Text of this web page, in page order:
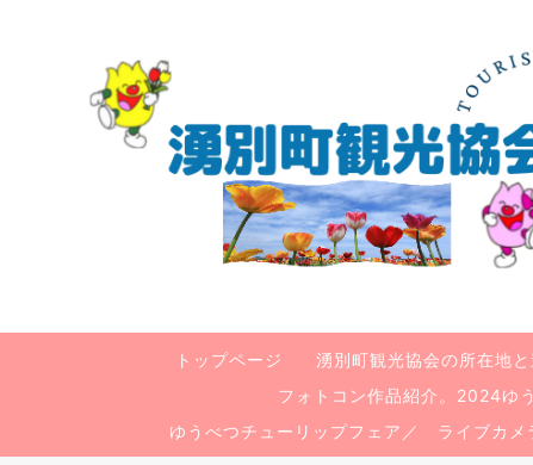
トップページ 湧別町観光協会の所在地
フォトコン作品紹介。2024ゆ
ゆうべつチューリップフェア／ ライブカ